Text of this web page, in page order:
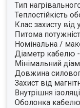
Тип
Теплостійкість
Клас захисту
Питома
Номінальна /
Діаметр кабелю
Мінімальний
Довжина
Захист від
Внутрішня
Оболонка